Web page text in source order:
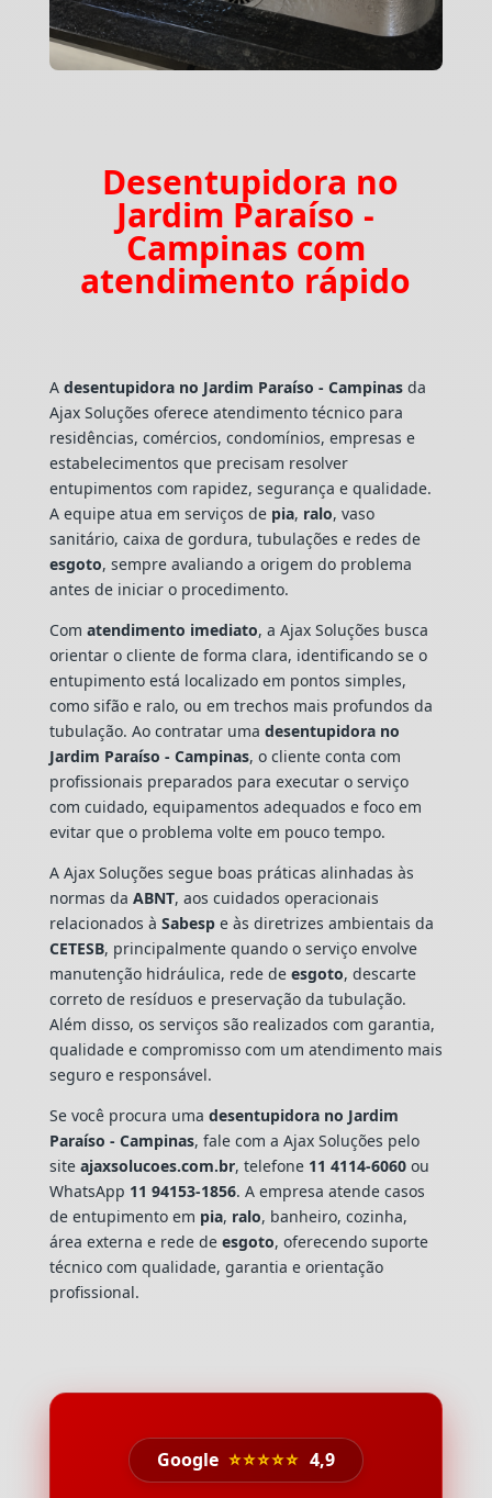
Desentupidora no
Jardim Paraíso -
Campinas com
atendimento rápido
A desentupidora no Jardim Paraíso - Campinasda
Ajax Soluções oferece atendimento técnico para
residências, comércios, condomínios, empresas e
estabelecimentos que precisam resolver
entupimentos com rapidez, segurança e qualidade.
A equipe atua em serviços de pia, ralo, vaso
sanitário, caixa de gordura, tubulações e redes de
esgoto, sempre avaliando a origem do problema
antes de iniciar o procedimento.
Com atendimento imediato, a Ajax Soluções busca
orientar o cliente de forma clara, identificando se o
entupimento está localizado em pontos simples,
como sifão e ralo, ou em trechos mais profundos da
tubulação. Ao contratar uma desentupidora no
Jardim Paraíso - Campinas, o cliente conta com
profissionais preparados para executar o serviço
com cuidado, equipamentos adequados e foco em
evitar que o problema volte em pouco tempo.
A Ajax Soluções segue boas práticas alinhadas às
normas da ABNT, aos cuidados operacionais
relacionados à Sabespe às diretrizes ambientais da
CETESB, principalmente quando o serviço envolve
manutenção hidráulica, rede de esgoto, descarte
correto de resíduos e preservação da tubulação.
Além disso, os serviços são realizados com garantia,
qualidade e compromisso com um atendimento mais
seguro e responsável.
Se você procura uma desentupidora no Jardim
Paraíso - Campinas, fale com a Ajax Soluções pelo
site ajaxsolucoes.com.br, telefone 11 4114-6060ou
WhatsApp 11 94153-1856. A empresa atende casos
de entupimento em pia, ralo, banheiro, cozinha,
área externa e rede de esgoto, oferecendo suporte
técnico com qualidade, garantia e orientação
profissional.
Google ⭐⭐⭐⭐⭐ 4,9